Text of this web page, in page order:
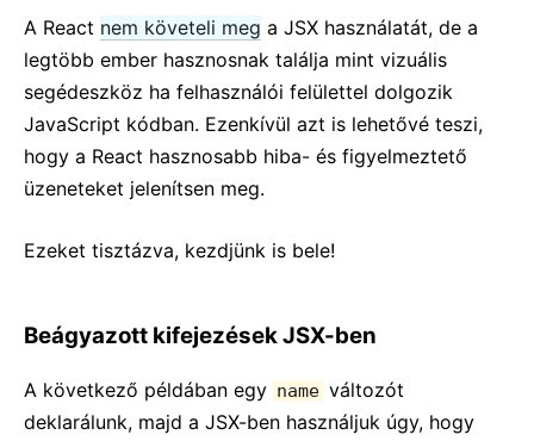
A React nem követeli meg a JSX használatát, de a
legtöbb ember hasznosnak találja mint vizuális
segédeszköz ha felhasználói felülettel dolgozik
JavaScript kódban. Ezenkívül azt is lehetővé teszi,
hogy a React hasznosabb hiba- és figyelmeztető
üzeneteket jelenítsen meg.
Ezeket tisztázva, kezdjünk is bele!
Beágyazott kifejezések JSX-ben
A következő példában egy name változót
deklarálunk, majd a JSX-ben használjuk úgy, hogy
API REFERENCIA
React
React.Component
ReactDOM
ReactDOMClient
DOM elemek
Tesztrenderelő
JS környezeti követelmények
Szójegyzék